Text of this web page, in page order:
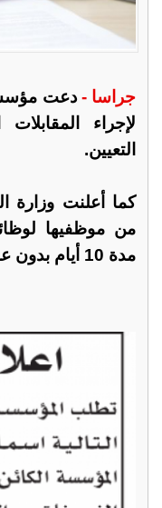
جراسا - دعت
لإجراء
التعيين.
كما أعلنت وزارة
من موظفيها
مدة 10 أيام بدون عذر.